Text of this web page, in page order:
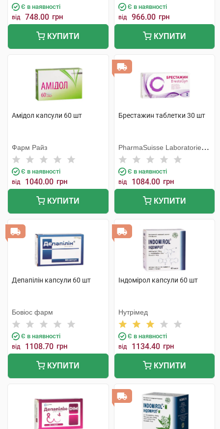
Є в наявності
від 748.00 грн
КУПИТИ
Є в наявності
від 966.00 грн
КУПИТИ
Амідол капсули 60 шт
Фарм Райз
Є в наявності
від 1040.00 грн
КУПИТИ
Брестажин таблетки 30 шт
PharmaSuisse Laboratories
SpA
Є в наявності
від 1084.00 грн
КУПИТИ
Депапілін капсули 60 шт
Бовіос фарм
Є в наявності
від 1108.70 грн
КУПИТИ
Індомірол капсули 60 шт
Нутрімед
Є в наявності
від 1134.40 грн
КУПИТИ